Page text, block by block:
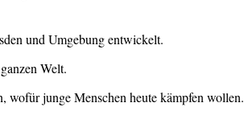
und Umgebung entwickelt.
Welt.
wofür junge Menschen heute kämpfen wollen.